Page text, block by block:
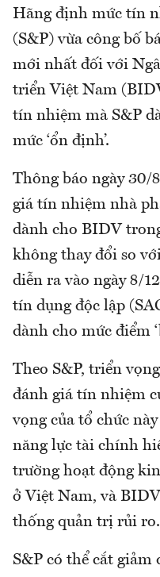
Hãng định mức tín
(S&P) vừa công bố
mới nhất đối với
triển Việt Nam
tín nhiệm mà S&P
mức ‘ổn định’.
Thông báo ngày 30/
giá tín nhiệm nhà
dành cho BIDV
không thay đổi so
diễn ra vào ngày 8/
tín dụng độc lập
dành cho mức điểm
Theo S&P, triển
đánh giá tín nhiệm
vọng của tổ chức
năng lực tài chính
trường hoạt động
ở Việt Nam, và
thống quản trị rủi ro.
S&P có thể cắt